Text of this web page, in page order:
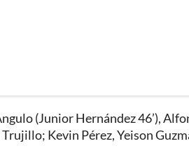
(Junior Hernández 46’),
Kevin Pérez, Yeison